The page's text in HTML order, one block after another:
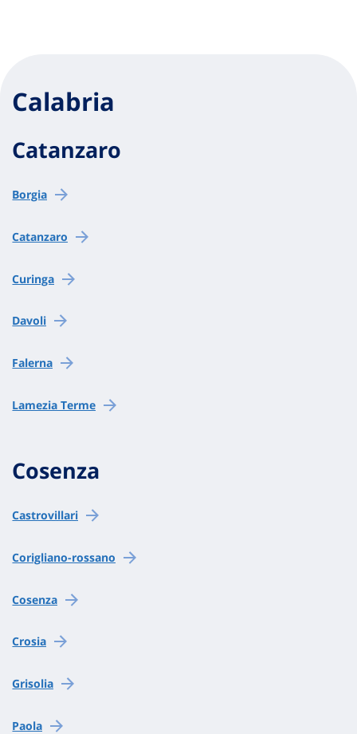
Calabria
Catanzaro
Borgia
Catanzaro
Curinga
Davoli
Falerna
Lamezia Terme
Cosenza
Castrovillari
Corigliano-rossano
Cosenza
Crosia
Grisolia
Paola